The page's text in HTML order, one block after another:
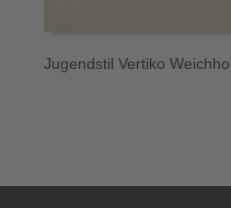
Jugendstil Vertiko